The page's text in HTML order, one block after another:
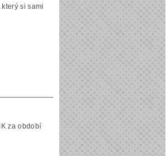
si sami
za období